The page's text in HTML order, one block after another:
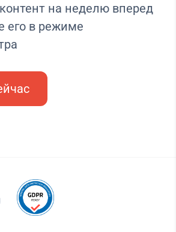
на неделю вперед
его в режиме